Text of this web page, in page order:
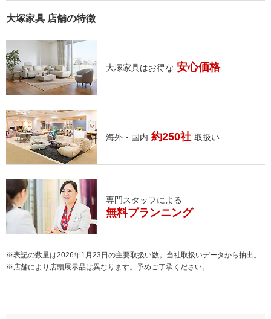
大塚家具 店舗の特徴
大塚家具はお得な 安心価格
海外・国内 約250社 取扱い
専門スタッフによる
無料プランニング
※表記の数量は2026年1月23日の主要取扱い数。当社取扱いデータから抽出。
※店舗により店頭展示品は異なります。予めご了承ください。